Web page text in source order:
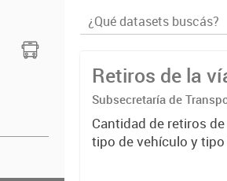
Retiros de la
Subsecretaría de
ciudadana
Cantidad de retiros
tipo de vehículo y